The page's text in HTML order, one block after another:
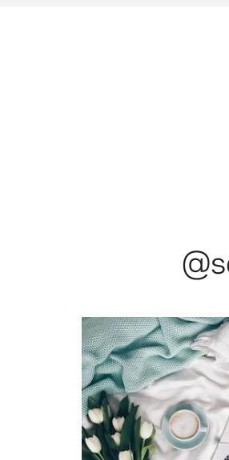
@minimaliving: Hello
love with my new polaroid
@squared.one